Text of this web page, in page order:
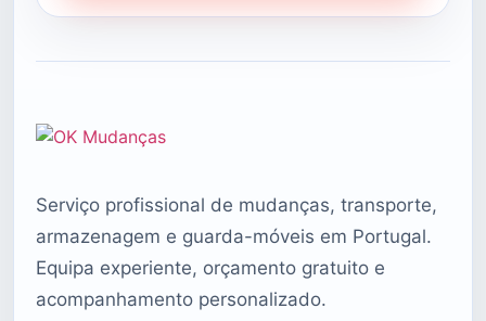
Serviço profissional de mudanças, transporte,
armazenagem e guarda-móveis em Portugal.
Equipa experiente, orçamento gratuito e
acompanhamento personalizado.